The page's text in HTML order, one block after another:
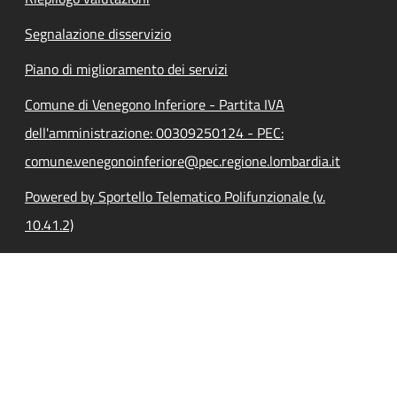
Segnalazione disservizio
Piano di miglioramento dei servizi
Comune di Venegono Inferiore - Partita IVA
dell'amministrazione: 00309250124 - PEC:
comune.venegonoinferiore@pec.regione.lombardia.it
Powered by Sportello Telematico Polifunzionale (v.
10.41.2)